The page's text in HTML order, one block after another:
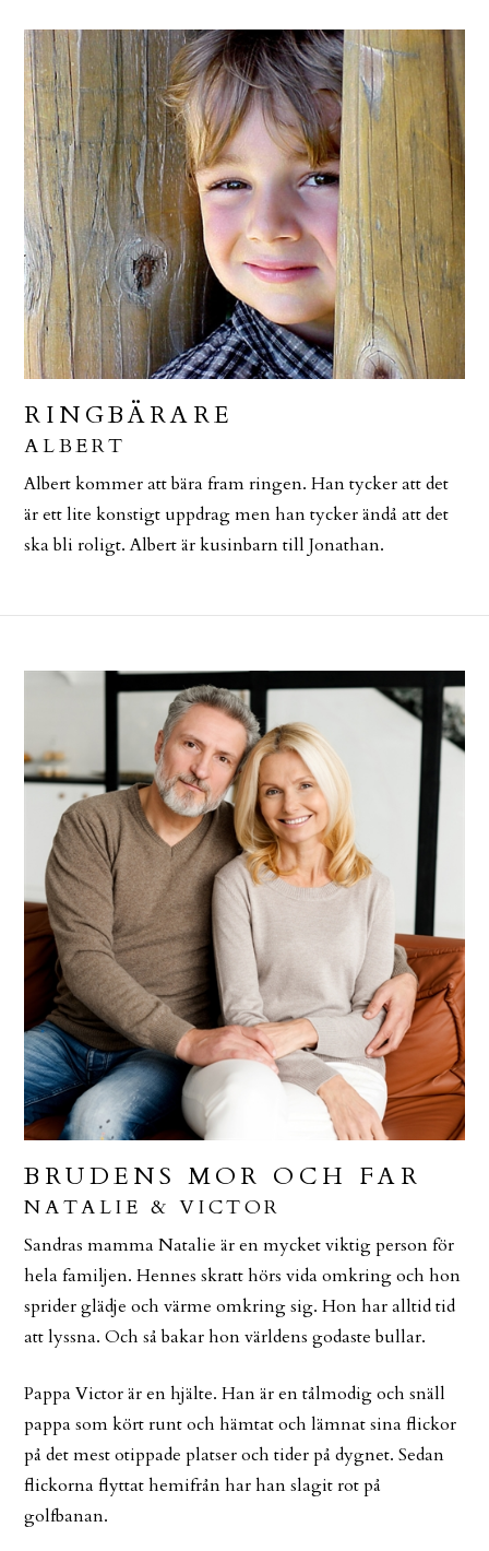
RINGBÄRARE
ALBERT
Albert kommer att bära fram ringen. Han tycker att det
är ett lite konstigt uppdrag men han tycker ändå att det
ska bli roligt. Albert är kusinbarn till Jonathan.
BRUDENS MOR OCH FAR
NATALIE & VICTOR
Sandras mamma Natalie är en mycket viktig person för
hela familjen. Hennes skratt hörs vida omkring och hon
sprider glädje och värme omkring sig. Hon har alltid tid
att lyssna. Och så bakar hon världens godaste bullar.
Pappa Victor är en hjälte. Han är en tålmodig och snäll
pappa som kört runt och hämtat och lämnat sina flickor
på det mest otippade platser och tider på dygnet. Sedan
flickorna flyttat hemifrån har han slagit rot på
golfbanan.